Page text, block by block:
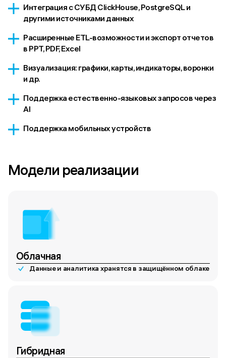
Интеграция с СУБД ClickHouse, PostgreSQL и
другими источниками данных
Расширенные ETL-возможности и экспорт отчетов
в PPT, PDF, Excel
Визуализация: графики, карты, индикаторы, воронки
и др.
Поддержка естественно-языковых запросов через
AI
Поддержка мобильных устройств
Облачная
Данные и аналитика хранятся в защищённом облаке
Гибридная